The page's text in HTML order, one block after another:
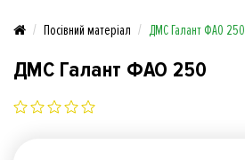
Посівний матеріал ДМС Галант ФАО 250
ДМС Галант ФАО 250